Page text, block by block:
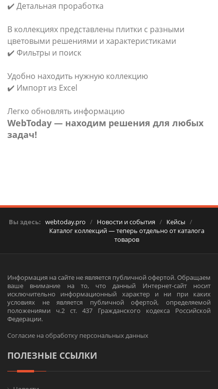
✔️ Детальная проработка
В коллекциях представлены плитки с разными
цветовыми решениями и характеристиками
✔️ Фильтры и поиск
Удобно находить нужную коллекцию
✔️ Импорт из Excel
Легко обновлять информацию
WebToday — находим решения для любых
задач!
Вы здесь: webtoday.pro / Новости и события / Кейсы /
Каталог коллекций — теперь отдельно от каталога
товаров
Информация на сайте не является публичной офертой. Обращаем
ваше внимание на то, что данный Интернет-сайт носит
исключительно информационный характер и ни при каких
условиях не является публичной офертой, определяемой
положениями ч.2 ст. 437 Гражданского кодекса Российской
Федерации.
Согласие на обработку персональных данных
ПОЛЕЗНЫЕ ССЫЛКИ